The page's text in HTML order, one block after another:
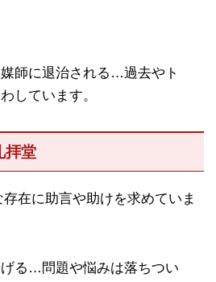
師に退治される…過去やト
しています。
拝堂
在に助言や助けを求めていま
る…問題や悩みは落ちつい